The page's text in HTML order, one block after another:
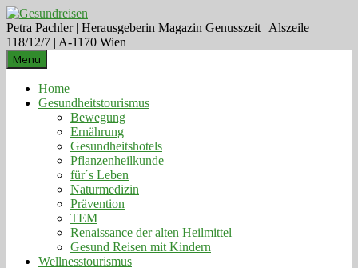
Petra Pachler | Herausgeberin Magazin Genusszeit | Alszeile
118/12/7 | A-1170 Wien
Menu
Home
Gesundheitstourismus
Bewegung
Ernährung
Gesundheitshotels
Pflanzenheilkunde
für´s Leben
Naturmedizin
Prävention
TEM
Renaissance der alten Heilmittel
Gesund Reisen mit Kindern
Wellnesstourismus